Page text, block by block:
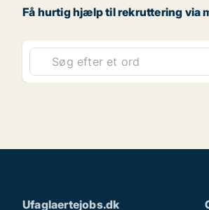
Få hurtig hjælp til rekruttering via
Ufaglaertejobs.dk